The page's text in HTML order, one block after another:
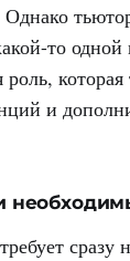
то
роль,
и
сразу